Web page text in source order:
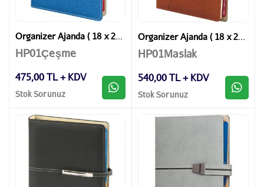
Organizer Ajanda ( 18 x 23 cm )
HP01Çeşme
475,00 TL + KDV
Stok Sorunuz
Organizer Ajanda ( 18 x 23 cm )
HP01Maslak
540,00 TL + KDV
Stok Sorunuz